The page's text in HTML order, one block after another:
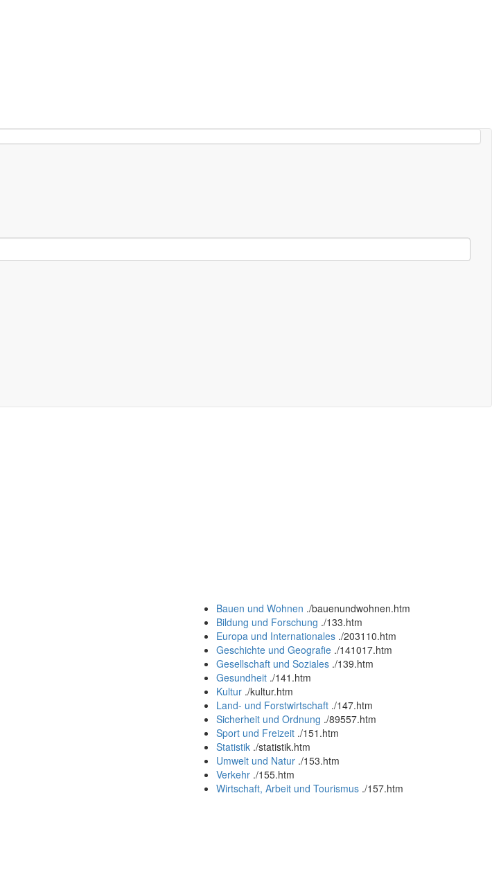
Bauen und Wohnen ./bauenundwohnen.htm
Bildung und Forschung ./133.htm
Europa und Internationales ./203110.htm
Geschichte und Geografie ./141017.htm
Gesellschaft und Soziales ./139.htm
Gesundheit ./141.htm
Kultur ./kultur.htm
Land- und Forstwirtschaft ./147.htm
Sicherheit und Ordnung ./89557.htm
Sport und Freizeit ./151.htm
Statistik ./statistik.htm
Umwelt und Natur ./153.htm
Verkehr ./155.htm
Wirtschaft, Arbeit und Tourismus ./157.htm